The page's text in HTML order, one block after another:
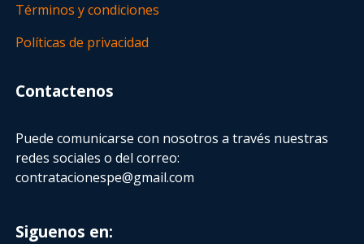
Términos y condiciones
Políticas de privacidad
Contactenos
Puede comunicarse con nosotros a través nuestras
redes sociales o del correo:
contratacionespe@gmail.com
Siguenos en: